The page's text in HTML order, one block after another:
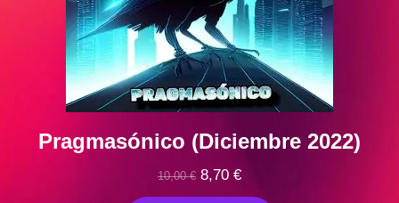
Pragmasónico (Diciembre 2022)
10,00€ El
precio
8,70 €El
precio